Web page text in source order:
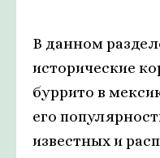
В данном
исторические
буррито в
его
известных и